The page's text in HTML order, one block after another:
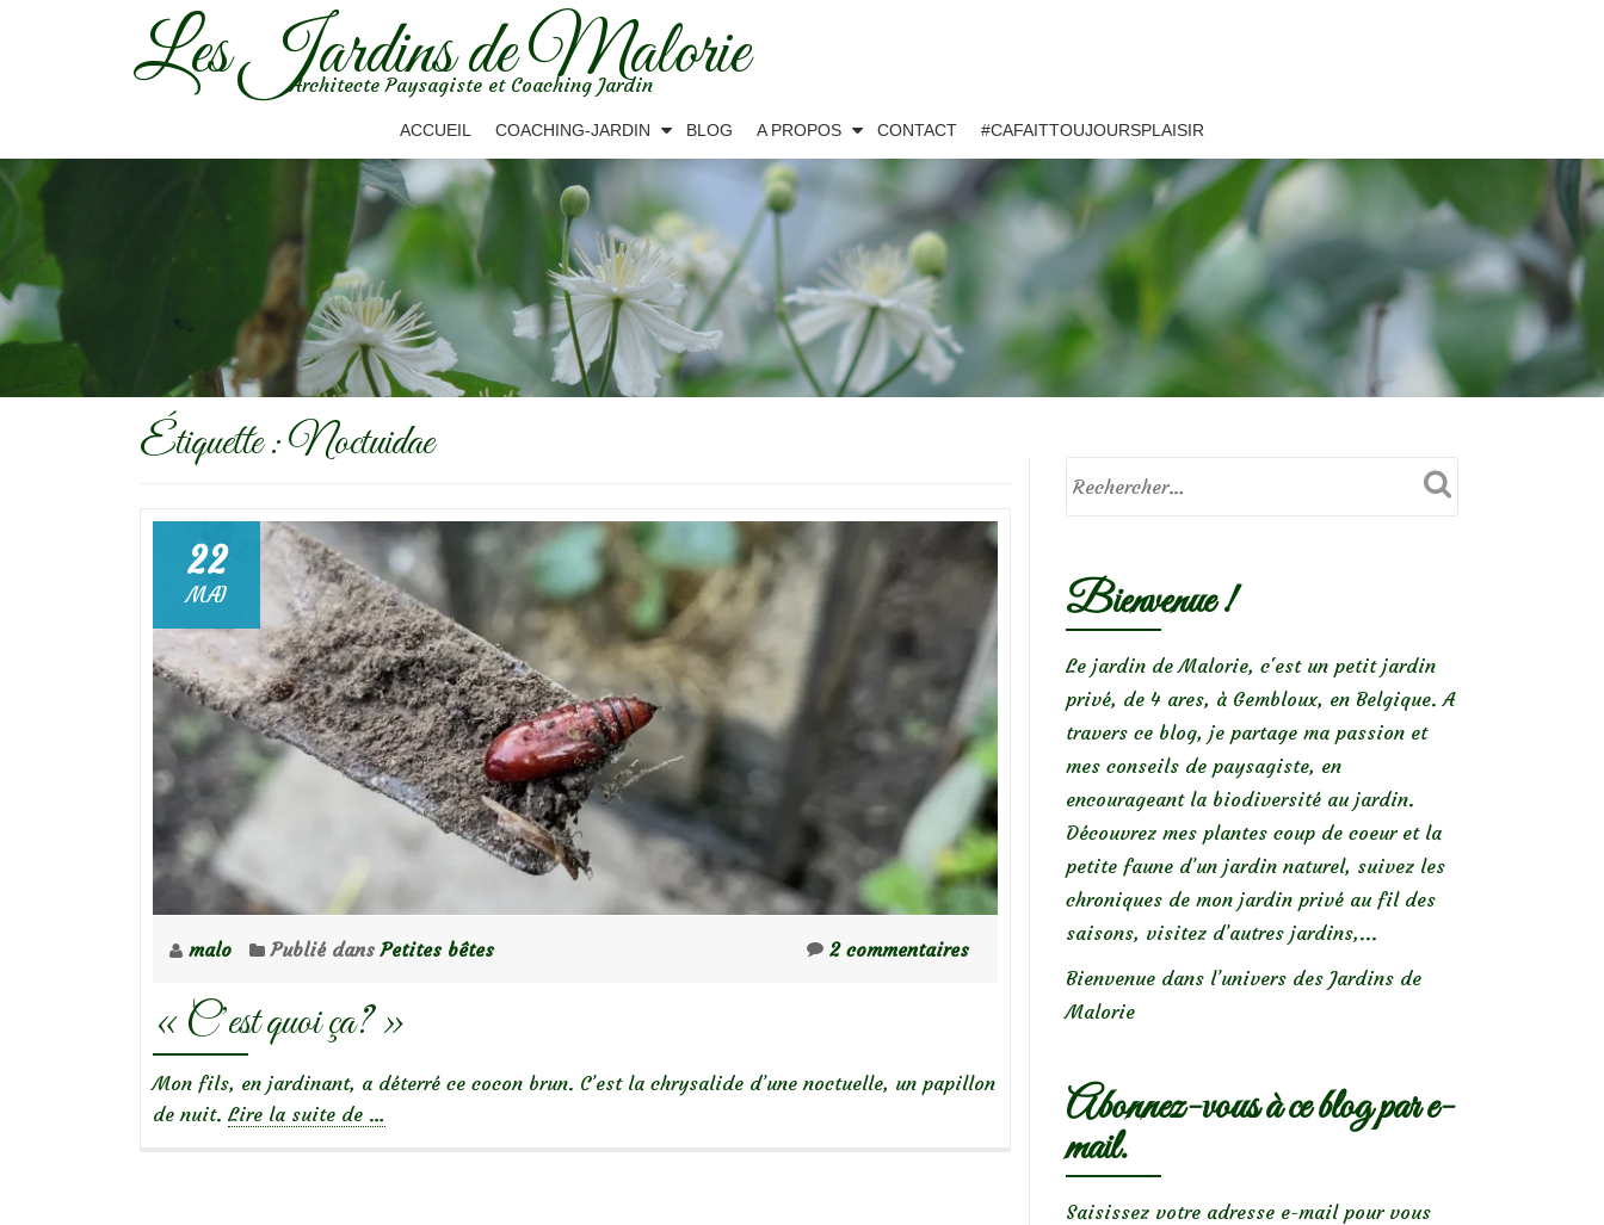
Les Jardins de Malorie
Architecte Paysagiste et Coaching Jardin
ACCUEIL COACHING-JARDIN BLOG A PROPOS CONTACT #CAFAITTOUJOURSPLAISIR
Étiquette :Noctuidae
22
MAI
malo Publié dansPetites bêtes 2 commentaires
« C’est quoi ça? »
Mon fils, en jardinant, a déterré ce cocon brun. C’est la chrysalide d’une noctuelle, un papillon
de nuit. Lire la suite de …
Bienvenue !
Le jardin de Malorie, c'est un petit jardin
privé, de 4 ares, à Gembloux, en Belgique. A
travers ce blog, je partage ma passion et
mes conseils de paysagiste, en
encourageant la biodiversité au jardin.
Découvrez mes plantes coup de coeur et la
petite faune d’un jardin naturel, suivez les
chroniques de mon jardin privé au fil des
saisons, visitez d’autres jardins,...
Bienvenue dans l’univers des Jardins de
Malorie
Abonnez-vous à ce blog par e-
mail.
Saisissez votre adresse e-mail pour vous